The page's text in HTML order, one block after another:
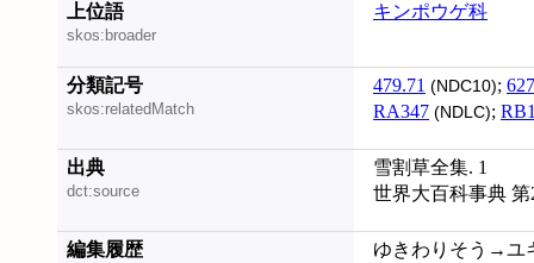
上位語
skos:broader
キンポウゲ科
分類記号
skos:relatedMatch
479.71 (NDC10);
RA347 (NDLC);
出典
dct:source
雪割草全集. 1
世界大百科事典 第
編集履歴 ゆきわりそう→ユ